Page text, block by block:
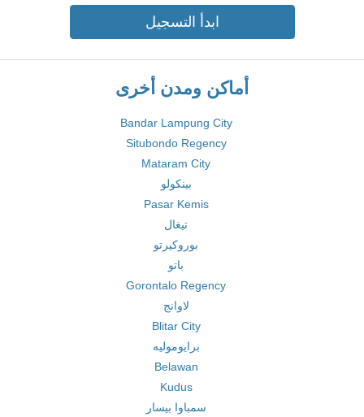
ابدأ التسجيل
أماكن ومدن أخرى
Bandar Lampung City
Situbondo Regency
Mataram City
بينكولو
Pasar Kemis
تيغال
بوروكيرتو
باتو
Gorontalo Regency
لاوانج
Blitar City
برايوموليه
Belawan
Kudus
سمباوا بيسار